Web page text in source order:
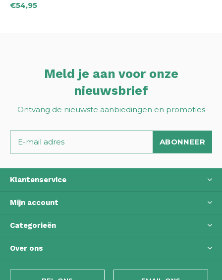
€54,95
Meld je aan voor onze
nieuwsbrief
Ontvang de nieuwste aanbiedingen en promoties
ABONNEER
Klantenservice
Mijn account
Categorieën
Over ons